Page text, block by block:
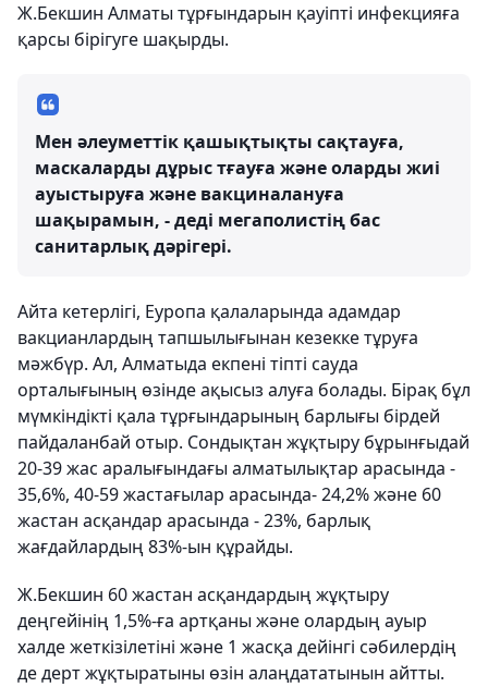
Ж.Бекшин Алматы тұрғындарын қауіпті инфекцияға
қарсы бірігуге шақырды.
Мен әлеуметтік қашықтықты сақтауға,
маскаларды дұрыс тғауға және оларды жиі
ауыстыруға және вакциналануға
шақырамын, - деді мегаполистің бас
санитарлық дәрігері.
Айта кетерлігі, Еуропа қалаларында адамдар
вакцианлардың тапшылығынан кезекке тұруға
мәжбүр. Ал, Алматыда екпені тіпті сауда
орталығының өзінде ақысыз алуға болады. Бірақ бұл
мүмкіндікті қала тұрғындарының барлығы бірдей
пайдаланбай отыр. Сондықтан жұқтыру бұрынғыдай
20-39 жас аралығындағы алматылықтар арасында -
35,6%, 40-59 жастағылар арасында- 24,2% және 60
жастан асқандар арасында - 23%, барлық
жағдайлардың 83%-ын құрайды.
Ж.Бекшин 60 жастан асқандардың жұқтыру
деңгейінің 1,5%-ға артқаны және олардың ауыр
халде жеткізілетіні және 1 жасқа дейінгі сәбилердің
де дерт жұқтыратыны өзін алаңдататынын айтты.